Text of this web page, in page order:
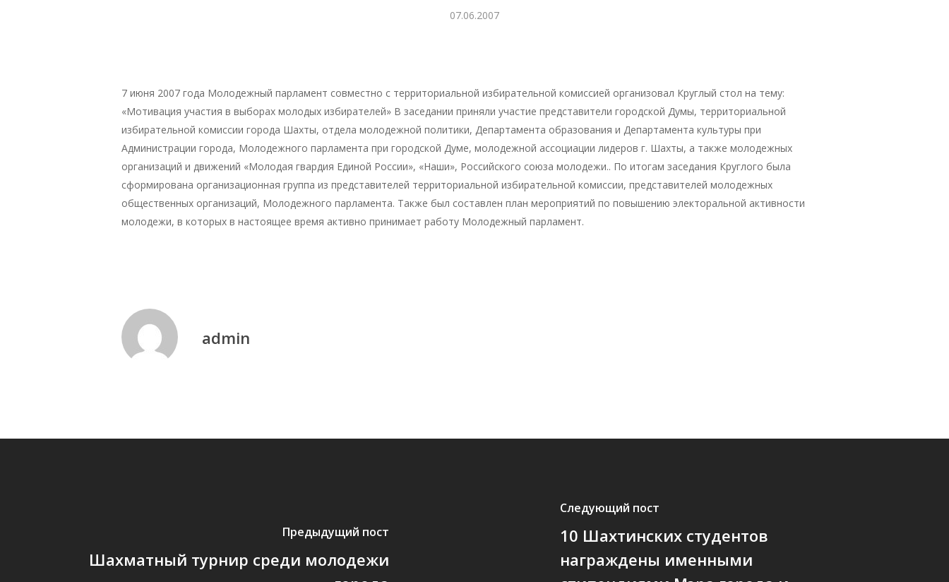
07.06.2007
7 июня 2007 года Молодежный парламент совместно с территориальной избирательной комиссией организовал Круглый стол на тему:
«Мотивация участия в выборах молодых избирателей» В заседании приняли участие представители городской Думы, территориальной
избирательной комиссии города Шахты, отдела молодежной политики, Департамента образования и Департамента культуры при
Администрации города, Молодежного парламента при городской Думе, молодежной ассоциации лидеров г. Шахты, а также молодежных
организаций и движений «Молодая гвардия Единой России», «Наши», Российского союза молодежи.. По итогам заседания Круглого была
сформирована организационная группа из представителей территориальной избирательной комиссии, представителей молодежных
общественных организаций, Молодежного парламента. Также был составлен план мероприятий по повышению электоральной активности
молодежи, в которых в настоящее время активно принимает работу Молодежный парламент.
admin
Предыдущий пост
Шахматный турнир среди молодежи
Следующий пост
10 Шахтинских студентов
награждены именными